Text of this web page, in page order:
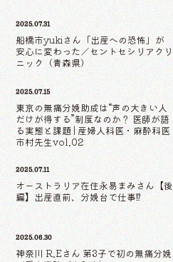
2025.07.31
船橋市yukiさん「出産への恐怖」が
安心に変わった／セントセシリアクリ
ニック（青森県）
2025.07.15
東京の無痛分娩助成は“声の大きい人
だけが得する”制度なのか？ 医師が語
る実態と課題 | 産婦人科医・麻酔科医
市村先生vol.02
2025.07.11
オーストラリア在住永易まみさん【後
編】出産直前、分娩台で仕事⁉
2025.06.30
神奈川 R.Eさん 第3子で初の無痛分娩